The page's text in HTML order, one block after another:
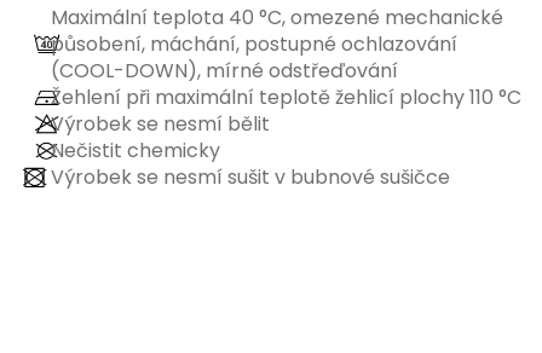
Maximální teplota 40 °C, omezené mechanické
působení, máchání, postupné ochlazování
(COOL-DOWN), mírné odstřeďování
Žehlení při maximální teplotě žehlicí plochy 110 °C
Výrobek se nesmí bělit
Nečistit chemicky
Výrobek se nesmí sušit v bubnové sušičce